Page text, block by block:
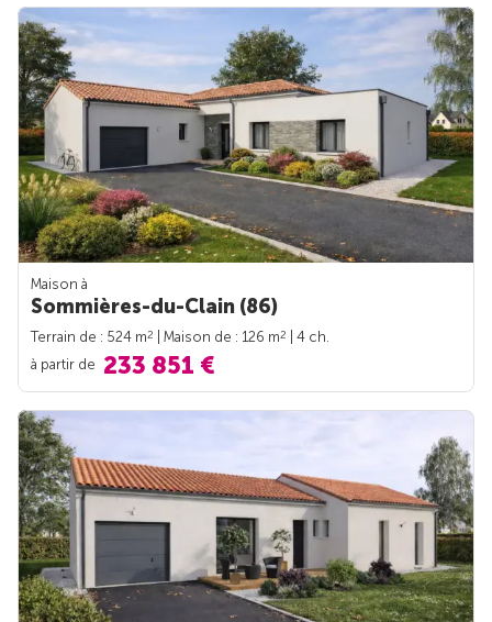
Maison à
Sommières-du-Clain (86)
Terrain de : 524 m2 | Maison de : 126 m2
| 4 ch.
à partir de 233 851 €